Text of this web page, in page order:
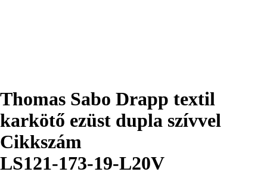
Thomas Sabo Drapp textil
karkötő ezüst dupla szívvel
Cikkszám
LS121-173-19-L20V